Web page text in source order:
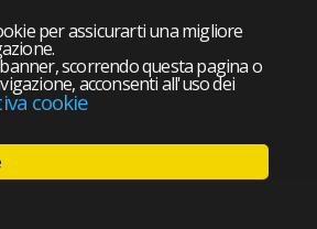
per assicurarti una migliore
scorrendo questa pagina o
acconsenti all'uso dei
cookie